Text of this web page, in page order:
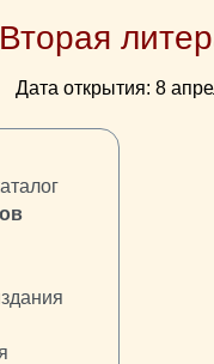
Дата открытия: 8